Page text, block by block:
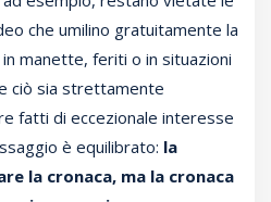
che umilino gratuitamente la
manette, feriti o in situazioni
ciò sia strettamente
fatti di eccezionale interesse
è equilibrato: la
la cronaca, ma la cronaca